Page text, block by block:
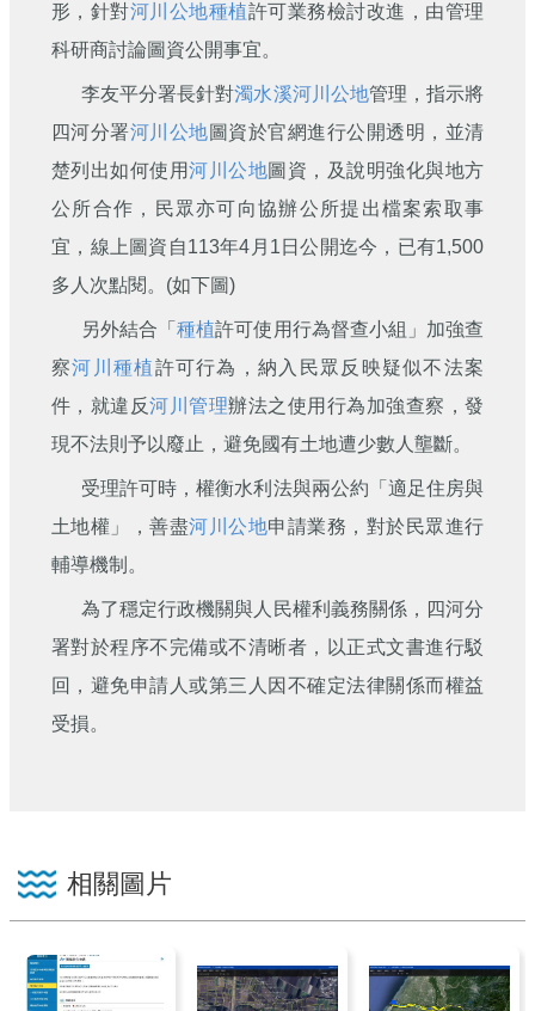
形，針對河川公地種植許可業務檢討改進，由管理
科研商討論圖資公開事宜。
李友平分署長針對濁水溪河川公地管理，指示將
四河分署河川公地圖資於官網進行公開透明，並清
楚列出如何使用河川公地圖資，及說明強化與地方
公所合作，民眾亦可向協辦公所提出檔案索取事
宜，線上圖資自113年4月1日公開迄今，已有1,500
多人次點閱。(如下圖)
另外結合「種植許可使用行為督查小組」加強查
察河川 種植許可行為，納入民眾反映疑似不法案
件，就違反河川管理辦法之使用行為加強查察，發
現不法則予以廢止，避免國有土地遭少數人壟斷。
受理許可時，權衡水利法與兩公約「適足住房與
土地權」，善盡河川公地申請業務，對於民眾進行
輔導機制。
為了穩定行政機關與人民權利義務關係，四河分
署對於程序不完備或不清晰者，以正式文書進行駁
回，避免申請人或第三人因不確定法律關係而權益
受損。
相關圖片